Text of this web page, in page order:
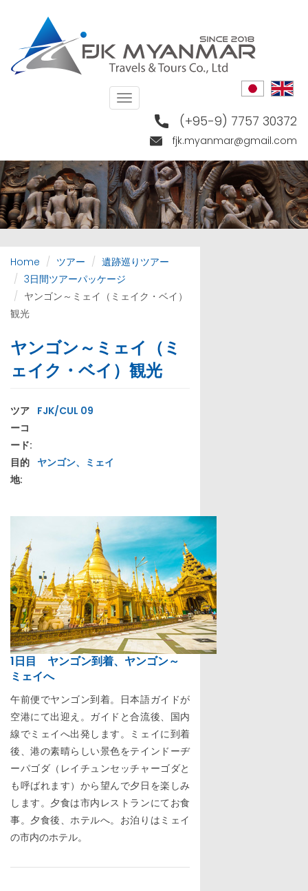
content
(+95-9) 7757 30372
fjk.myanmar@gmail.com
Toggle
navigation
Home ツアー
遺跡巡りツアー
3日間ツアーパッケージ
ヤンゴン～ミェイ（ミェイク・ベイ）
観光
ヤンゴン～ミェイ（ミ
ェイク・ベイ）観光
ツア
ーコ
ード:
FJK/CUL 09
目的
地:
ヤンゴン、ミェイ
1日目 ヤンゴン到着、ヤンゴン～
ミェイへ
午前便でヤンゴン到着。日本語ガイドが
空港にて出迎え。ガイドと合流後、国内
線でミェイへ出発します。ミェイに到着
後、港の素晴らしい景色をテインドーヂ
ーパゴダ（レイチュンセッチャーゴダと
も呼ばれます）から望んで夕日を楽しみ
します。夕食は市内レストランにてお食
事。夕食後、ホテルへ。お泊りはミェイ
の市内のホテル。